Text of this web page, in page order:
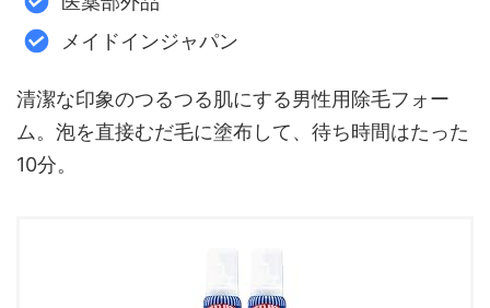
メイドインジャパン
清潔な印象のつるつる肌にする男性用除毛フォー
ム。泡を直接むだ毛に塗布して、待ち時間はたった
10分。